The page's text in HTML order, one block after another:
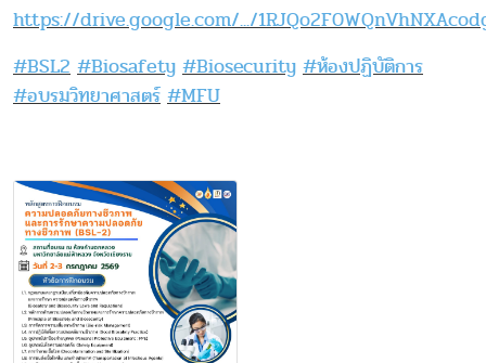
https://drive.google.com/.../
#BSL2 #Biosafety #Biosecurity #ห้องปฏิบัติการ
#อบรมวิทยาศาสตร์ #MFU